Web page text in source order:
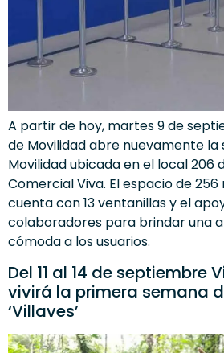
A partir de hoy, martes 9 de
de Movilidad abre nuevamente la
Movilidad ubicada en el local 206
Comercial Viva. El espacio de
cuenta con 13 ventanillas y el
colaboradores para brindar una
cómoda a los usuarios.
Del 11 al 14 de septiembre
vivirá la primera semana
‘Villaves’